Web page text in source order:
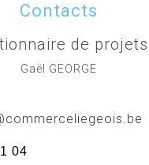
Contacts
de projets
Gaël GEORGE
04